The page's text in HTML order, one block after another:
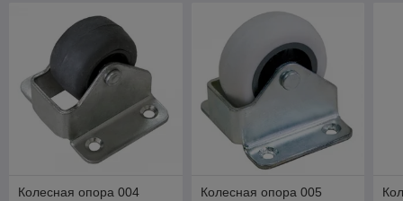
Колесная опора 004
Колесная опора 005